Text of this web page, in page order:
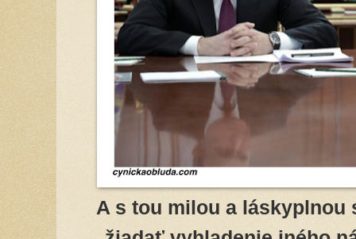
A s tou milou a láskyplnou